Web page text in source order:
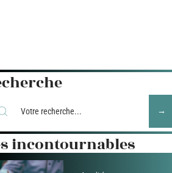
incontournables